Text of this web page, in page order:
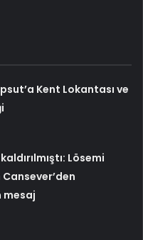
Kent Lokantası ve
Lösemi
mesaj